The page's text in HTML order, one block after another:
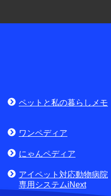
お電話でのお問合せはこちら
第
ペットと私の暮らしメモ
ワンペディア
にゃんペディア
アイペット対応動物病院
専用システムiNext